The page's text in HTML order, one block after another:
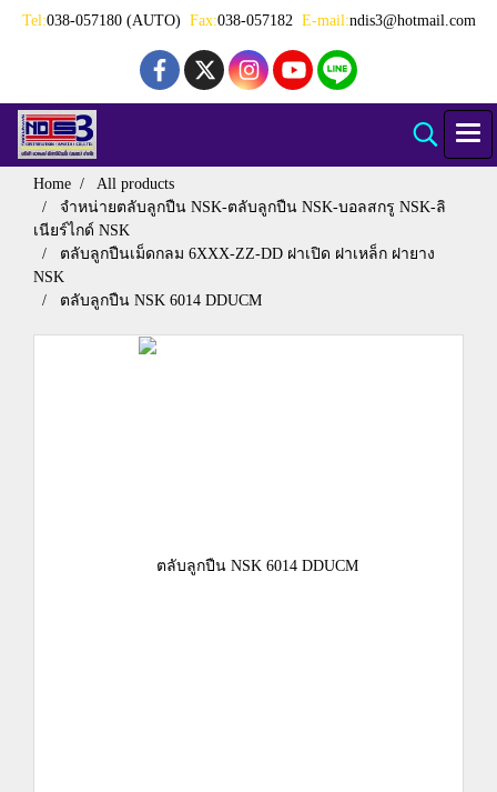
Tel:038-057180 (AUTO) Fax:038-057182 E-mail:ndis3@hotmail.com
Home
All products
จำหน่ายตลับลูกปืน NSK-ตลับลูกปืน NSK-บอลสกรู NSK-ลิ
เนียร์ไกด์ NSK
ตลับลูกปืนเม็ดกลม 6XXX-ZZ-DD ฝาเปิด ฝาเหล็ก ฝายาง
NSK
ตลับลูกปืน NSK 6014 DDUCM